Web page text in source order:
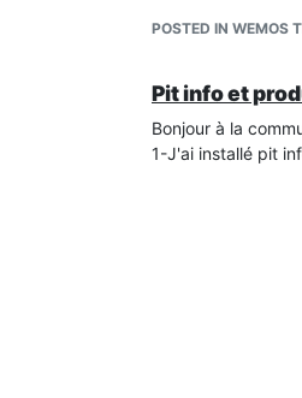
POSTED IN WEMOS
Pit info et
Bonjour à la
1-J'ai installé pit